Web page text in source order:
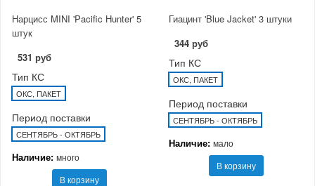
Нарцисс MINI 'Pacific Hunter' 5
штук
531 руб
Тип КС
ОКС, ПАКЕТ
Период поставки
СЕНТЯБРЬ - ОКТЯБРЬ
Наличие: много
В корзину
Гиацинт 'Blue Jacket' 3 штуки
344 руб
Тип КС
ОКС, ПАКЕТ
Период поставки
СЕНТЯБРЬ - ОКТЯБРЬ
Наличие: мало
В корзину